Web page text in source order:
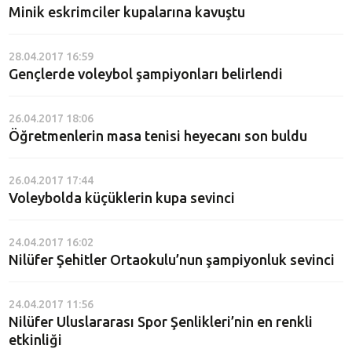
Minik eskrimciler kupalarına kavuştu
28.04.2017 16:59
Gençlerde voleybol şampiyonları belirlendi
26.04.2017 18:06
Öğretmenlerin masa tenisi heyecanı son buldu
26.04.2017 17:44
Voleybolda küçüklerin kupa sevinci
24.04.2017 16:02
Nilüfer Şehitler Ortaokulu’nun şampiyonluk sevinci
24.04.2017 11:56
Nilüfer Uluslararası Spor Şenlikleri’nin en renkli
etkinliği